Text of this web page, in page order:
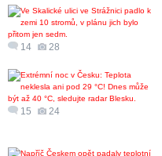
14 28
15 24